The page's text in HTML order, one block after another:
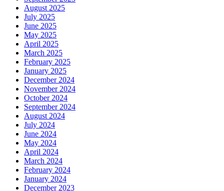
August 2025
July 2025
June 2025
May 2025
April 2025
March 2025
February 2025
January 2025
December 2024
November 2024
October 2024
September 2024
August 2024
July 2024
June 2024
May 2024
April 2024
March 2024
February 2024
January 2024
December 2023